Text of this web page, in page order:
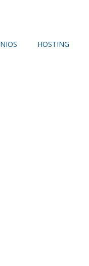
HOSTING